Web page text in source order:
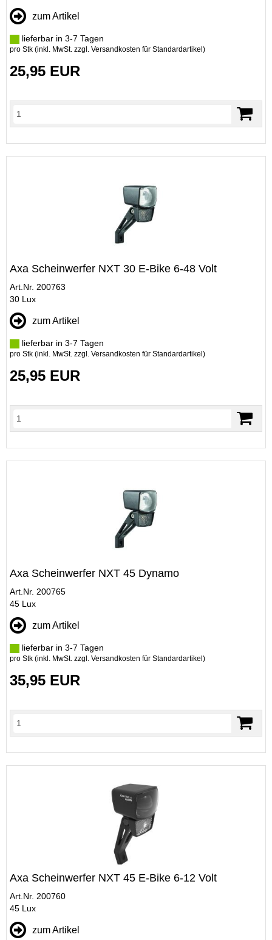
zum Artikel
lieferbar in 3-7 Tagen
pro Stk (inkl. MwSt. zzgl. Versandkosten für Standardartikel )
25,95 EUR
Axa Scheinwerfer NXT 30 E-Bike 6-48 Volt
Art.Nr. 200763
30 Lux
zum Artikel
lieferbar in 3-7 Tagen
pro Stk (inkl. MwSt. zzgl. Versandkosten für Standardartikel )
25,95 EUR
Axa Scheinwerfer NXT 45 Dynamo
Art.Nr. 200765
45 Lux
zum Artikel
lieferbar in 3-7 Tagen
pro Stk (inkl. MwSt. zzgl. Versandkosten für Standardartikel )
35,95 EUR
Axa Scheinwerfer NXT 45 E-Bike 6-12 Volt
Art.Nr. 200760
45 Lux
zum Artikel